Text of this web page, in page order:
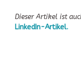
Dieser Artikel ist
LinkedIn-Artikel.